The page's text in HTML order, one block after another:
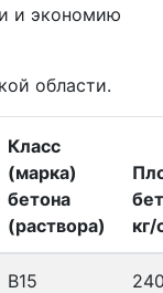
и экономию
области.
Класс
(марка)
бетона
(раствора)
кг/
В15